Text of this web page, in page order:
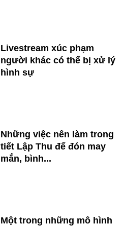
Livestream xúc phạm
người khác có thể bị xử lý
hình sự
Những việc nên làm trong
tiết Lập Thu để đón may
mắn, bình...
Một trong những mô hình